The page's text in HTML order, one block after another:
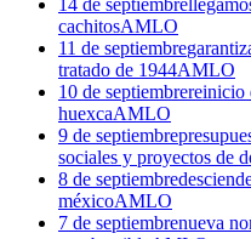
14 de septiembre
cachitosAMLO
11 de septiembre
tratado de 1944AMLO
10 de septiembrereinicio
huexcaAMLO
9 de septiembre
sociales y proyectos de
8 de septiembre
méxicoAMLO
7 de septiembrenueva